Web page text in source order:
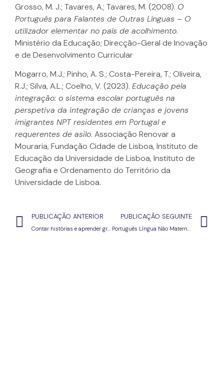
Grosso, M. J.; Tavares, A.; Tavares, M. (2008). O
Português para Falantes de Outras Línguas – O
utilizador elementar no país de acolhimento.
Ministério da Educação; Direcção-Geral de Inovação
e de Desenvolvimento Curricular
Mogarro, M.J.; Pinho, A. S.; Costa-Pereira, T.; Oliveira,
R.J.; Silva, A.L.; Coelho, V. (2023). Educação pela
integração: o sistema escolar português na
perspetiva da integração de crianças e jovens
imigrantes NPT residentes em Portugal e
requerentes de asilo. Associação Renovar a
Mouraria, Fundação Cidade de Lisboa, Instituto de
Educação da Universidade de Lisboa, Instituto de
Geografia e Ordenamento do Território da
Universidade de Lisboa.
PUBLICAÇÃO ANTERIOR
Contar histórias e aprender gramática (ACD)
PUBLICAÇÃO SEGUINTE
Português Língua Não Materna e Língua de Acolhimento: Da Teoria à Prática (3.º CEB e E. Secundário)